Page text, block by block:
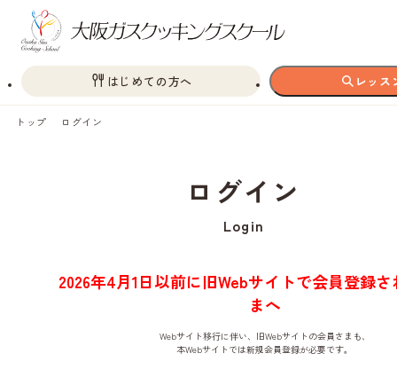
はじめての方へ レッス
トップ ログイン
ログイン
Login
2026年4月1日以前に旧Webサイトで会員登録
まへ
Webサイト移行に伴い、旧Webサイトの会員さまも、
本Webサイトでは新規会員登録が必要です。